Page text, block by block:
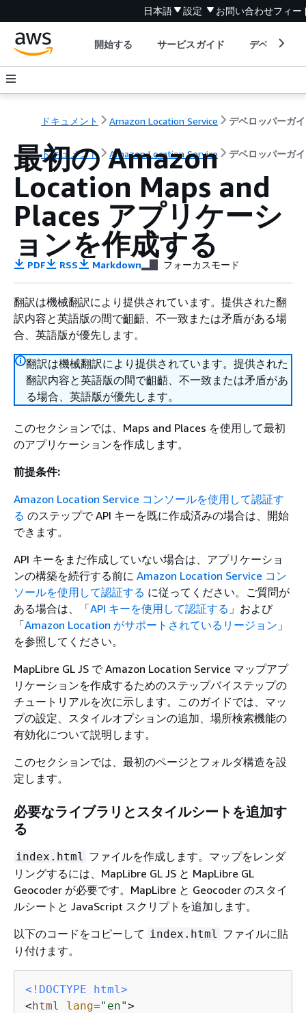
日本語 設定 お問い合わせフィー
開始する サービスガイド デベロッパ
ドキュメント Amazon Location Service デベロッパーガ
ドキュメント Amazon Location Service デベロッパーガ
最初の Amazon
Location Maps and
Places アプリケーシ
ョンを作成する
PDF RSS Markdown フォーカスモード
翻訳は機械翻訳により提供されています。提供された翻
訳内容と英語版の間で齟齬、不一致または矛盾がある場
合、英語版が優先します。
翻訳は機械翻訳により提供されています。提供された
翻訳内容と英語版の間で齟齬、不一致または矛盾があ
る場合、英語版が優先します。
このセクションでは、Maps and Places を使用して最初
のアプリケーションを作成します。
前提条件:
Amazon Location Service コンソールを使用して認証す
る のステップで API キーを既に作成済みの場合は、開始
できます。
API キーをまだ作成していない場合は、アプリケーショ
ンの構築を続行する前に Amazon Location Service コン
ソールを使用して認証する に従ってください。ご質問が
ある場合は、「API キーを使用して認証する 」および
「Amazon Location がサポートされているリージョン 」
を参照してください。
MapLibre GL JS で Amazon Location Service マップアプ
リケーションを作成するためのステップバイステップの
チュートリアルを次に示します。このガイドでは、マッ
プの設定、スタイルオプションの追加、場所検索機能の
有効化について説明します。
このセクションでは、最初のページとフォルダ構造を設
定します。
必要なライブラリとスタイルシートを追加す
る
index.html ファイルを作成します。マップをレンダ
リングするには、MapLibre GL JS と MapLibre GL
Geocoder が必要です。MapLibre と Geocoder のスタイ
ルシートと JavaScript スクリプトを追加します。
以下のコードをコピーして index.html ファイルに貼
り付けます。
<!DOCTYPE html>
<html lang="en">